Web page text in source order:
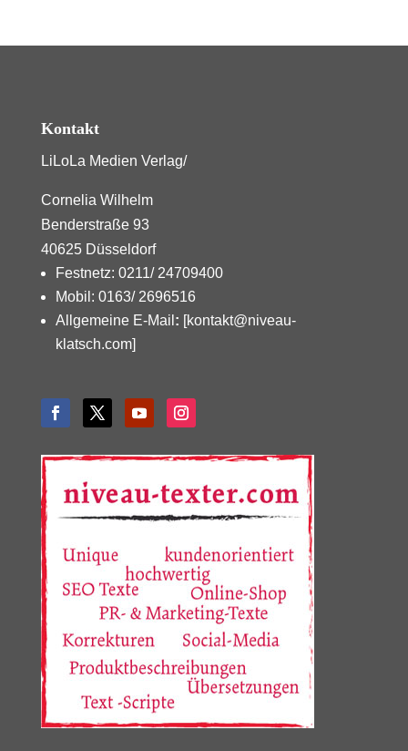
Kontakt
LiLoLa Medien Verlag/
Cornelia Wilhelm
Benderstraße 93
40625 Düsseldorf
Festnetz: 0211/ 24709400
Mobil: 0163/ 2696516
Allgemeine E-Mail : [kontakt@niveau-
klatsch.com]